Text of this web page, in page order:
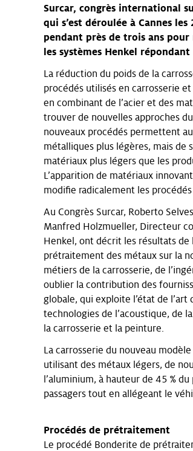
Surcar, congrès international
qui s’est déroulée à Cannes
pendant près de trois ans
les systèmes Henkel
La réduction du poids de la
procédés utilisés en carrosserie
en combinant de l’acier et des
trouver de nouvelles approches
nouveaux procédés permettent
métalliques plus légères, mais
matériaux plus légers que les
L’apparition de matériaux
modifie radicalement les
Au Congrès Surcar, Roberto
Manfred Holzmueller, Directeur
Henkel, ont décrit les résultats de
prétraitement des métaux sur la
métiers de la carrosserie, de
oublier la contribution des
globale, qui exploite l’état de
technologies de l’acoustique, de
la carrosserie et la peinture.
La carrosserie du nouveau
utilisant des métaux légers, de
l’aluminium, à hauteur de 45 %
passagers tout en allégeant le
Procédés de prétraitement
Le procédé Bonderite de